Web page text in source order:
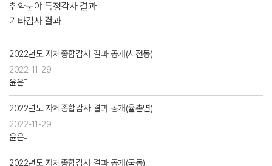
취약분야 특정감사 결과
기타감사 결과
2022년도 자체종합감사 결과 공개(시전동)
2022-11-29
윤은미
2022년도 자체종합감사 결과 공개(율촌면)
2022-11-29
윤은미
2022년도 자체종합감사 결과 공개(국동)